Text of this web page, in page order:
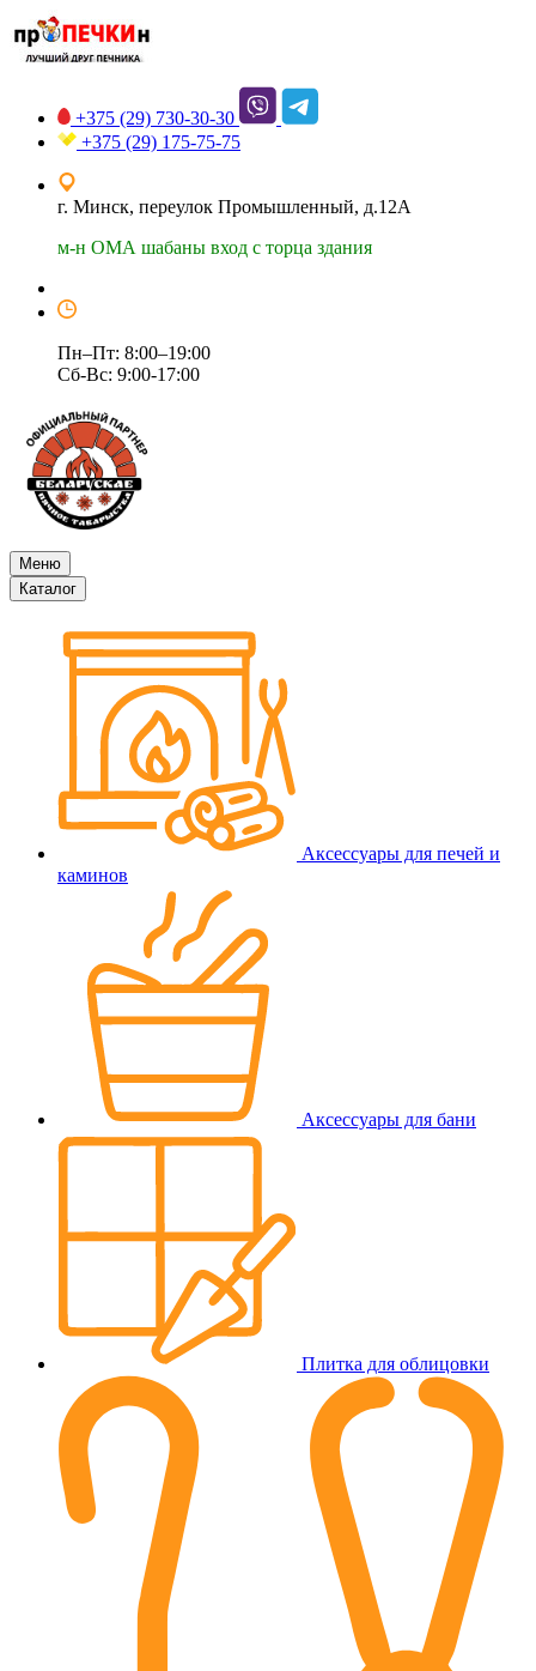
+375 (29) 730-30-30
+375 (29) 175-75-75
г. Минск, переулок Промышленный, д.12А
м-н ОМА шабаны вход с торца здания
Пн–Пт: 8:00–19:00
Сб-Вс: 9:00-17:00
Меню
Каталог
Аксессуары для печей и
каминов
Аксессуары для бани
Плитка для облицовки